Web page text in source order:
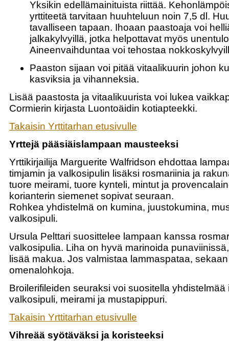
Yksikin edellämainituista riittää.
yrttiteetä tarvitaan huuhteluun noin 7,5 dl.
tavalliseen tapaan. Ihoaan paastoaja voi
jalkakylvyillä, jotka helpottavat myös
Aineenvaihduntaa voi tehostaa
Paaston sijaan voi pitää vitaalikuurin johon
kasviksia ja vihanneksia.
Lisää paastosta ja vitaalikuurista voi lukea
Cormierin kirjasta Luontoäidin kotiapteekki.
Takaisin Yrttitarhan etusivulle
Yrttejä pääsiäislampaan mausteeksi
Yrttikirjailija Marguerite Walfridson ehdottaa
timjamin ja valkosipulin lisäksi rosmariinia ja
tuore meirami, tuore kynteli, mintut ja
korianterin siemenet sopivat seuraan.
Rohkea yhdistelmä on kumina, juustokumina,
valkosipuli.
Ursula Pelttari suosittelee lampaan kanssa
valkosipulia. Liha on hyvä marinoida
lisää makua. Jos valmistaa lammaspataa,
omenalohkoja.
Broilerifileiden seuraksi voi suositella yhdistelmää
valkosipuli, meirami ja mustapippuri.
Takaisin Yrttitarhan etusivulle
Vihreää syötäväksi ja koristeeksi